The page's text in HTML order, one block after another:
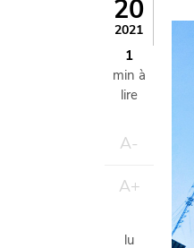
20
2021
1
min à
lire
A-
A+
lu